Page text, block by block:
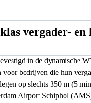
vergader-
in de dynamische
voor bedrijven die hun
op slechts 350 m (5
Airport Schiphol